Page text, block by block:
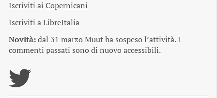
Iscriviti ai Copernicani
Iscriviti aLibreItalia
Novità:dal 31 marzo Muut ha sospeso l’attività. I
commenti passati sono di nuovo accessibili.